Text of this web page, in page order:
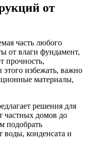
от
часть любого
от влаги фундамент,
прочность,
избежать, важно
материалы,
решения для
частных домов до
подобрать
конденсата и